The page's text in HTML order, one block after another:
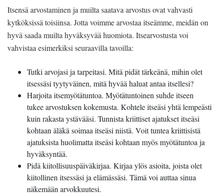
Itsensä arvostaminen ja muilta saatava arvostus ovat vahvasti
kytköksissä toisiinsa. Jotta voimme arvostaa itseämme, meidän on
hyvä saada muilta hyväksyvää huomiota. Itsearvostusta voi
vahvistaa esimerkiksi seuraavilla tavoilla:
Tutki arvojasi ja tarpeitasi. Mitä pidät tärkeänä, mihin olet
itsessäsi tyytyväinen, mitä hyvää haluat antaa itsellesi?
Harjoita itsemyötätuntoa. Myötätuntoinen suhde itseen
tukee arvostuksen kokemusta. Kohtele itseäsi yhtä lempeästi
kuin rakasta ystävääsi. Tunnista kriittiset ajatukset itseäsi
kohtaan äläkä soimaa itseäsi niistä. Voit tuntea kriittisistä
ajatuksista huolimatta itseäsi kohtaan myös myötätuntoa ja
hyväksyntää.
Pidä kiitollisuuspäiväkirjaa. Kirjaa ylös asioita, joista olet
kiitollinen itsessäsi ja elämässäsi. Tämä voi auttaa sinua
näkemään arvokkuutesi.